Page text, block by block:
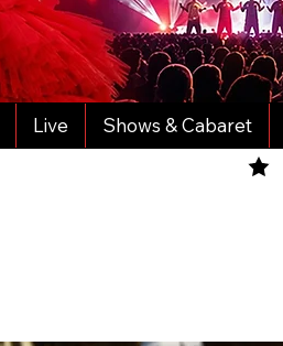
Live Shows & Cabaret